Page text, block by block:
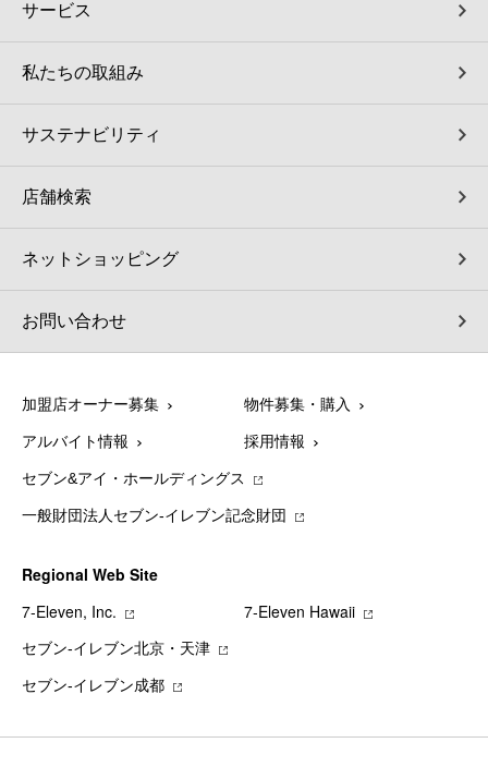
サービス
私たちの取組み
サステナビリティ
店舗検索
ネットショッピング
お問い合わせ
加盟店オーナー募集 物件募集・購入
アルバイト情報 採用情報
セブン&アイ・ホールディングス
一般財団法人セブン-イレブン記念財団
Regional Web Site
7‐Eleven, Inc.
7‐Eleven Hawaii
セブン‐イレブン北京・天津
セブン‐イレブン成都